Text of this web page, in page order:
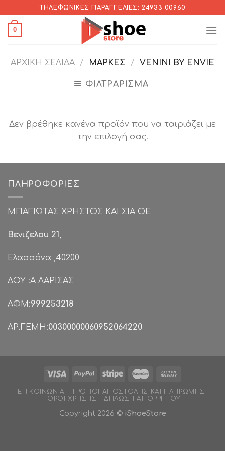
to
content
ΤΗΛΕΦΩΝΙΚΈΣ ΠΑΡΑΓΓΕΛΊΕΣ: 24933 00960
0
ΑΡΧΙΚΉ ΣΕΛΊΔΑ / ΜΆΡΚΕΣ / VENINI BY ENVIE
ΦΙΛΤΡΆΡΙΣΜΑ
Δεν βρέθηκε κανένα προϊόν που να ταιριάζει με
την επιλογή σας.
ΠΛΗΡΟΦΟΡΊΕΣ
ΜΠΑΓΙΩΤΑΣ ΧΡΗΣΤΟΣ ΚΑΙ ΣΙΑ ΟΕ
Βενιζελου 21,
Ελασσόνα ,40200
ΔΟΥ :Α ΛΑΡΙΣΑΣ
ΑΦΜ:999253218
ΑΡ.ΓΕΜΗ:00300000060952064220
ΕΠΙΚΟΙΝΩΝΊΑ
ΤΡΌΠΟΙ ΑΠΟΣΤΟΛΉΣ ΚΑΙ ΠΛΗΡΩΜΉΣ
ΌΡΟΙ ΧΡΉΣΗΣ
ΔΉΛΩΣΗ ΑΠΟΡΡΉΤΟΥ
Copyright 2026 © iShoeStore